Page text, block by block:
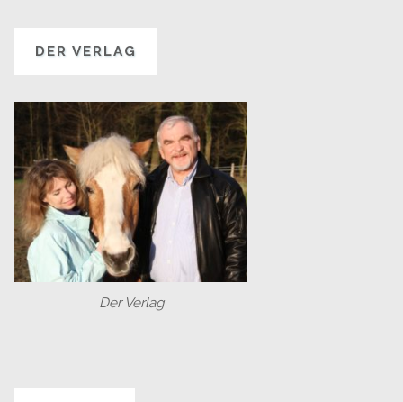
DER VERLAG
Der Verlag